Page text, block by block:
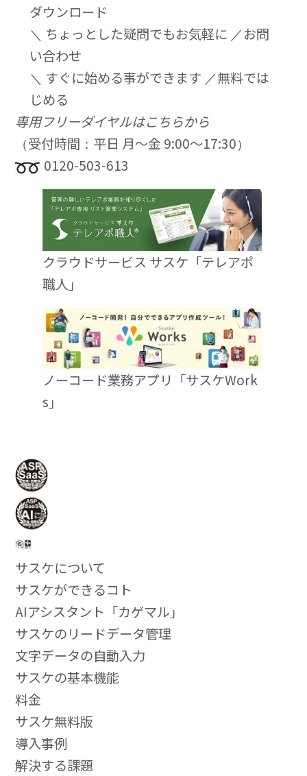
ダウンロード
＼ ちょっとした疑問でもお気軽に ／お問
い合わせ
＼ すぐに始める事ができます ／無料では
じめる
専用フリーダイヤルはこちらから
（受付時間：平日 月〜金 9:00〜17:30）
0120-503-613
クラウドサービス サスケ「テレアポ
職人」
ノーコード業務アプリ「サスケWork
s」
サスケについて
サスケができるコト
AIアシスタント「カゲマル」
サスケのリードデータ管理
文字データの自動入力
サスケの基本機能
料金
サスケ無料版
導入事例
解決する課題